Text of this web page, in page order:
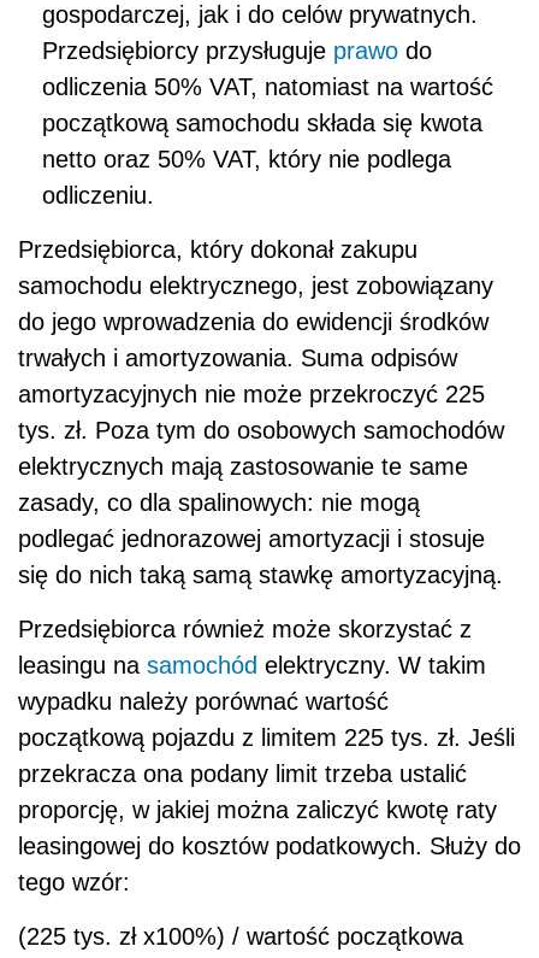
gospodarczej, jak i do celów prywatnych.
Przedsiębiorcy przysługuje prawo do
odliczenia 50% VAT, natomiast na wartość
początkową samochodu składa się kwota
netto oraz 50% VAT, który nie podlega
odliczeniu.
Przedsiębiorca, który dokonał zakupu
samochodu elektrycznego, jest zobowiązany
do jego wprowadzenia do ewidencji środków
trwałych i amortyzowania. Suma odpisów
amortyzacyjnych nie może przekroczyć 225
tys. zł. Poza tym do osobowych samochodów
elektrycznych mają zastosowanie te same
zasady, co dla spalinowych: nie mogą
podlegać jednorazowej amortyzacji i stosuje
się do nich taką samą stawkę amortyzacyjną.
Przedsiębiorca również może skorzystać z
leasingu na samochód elektryczny. W takim
wypadku należy porównać wartość
początkową pojazdu z limitem 225 tys. zł. Jeśli
przekracza ona podany limit trzeba ustalić
proporcję, w jakiej można zaliczyć kwotę raty
leasingowej do kosztów podatkowych. Służy do
tego wzór:
(225 tys. zł x100%) / wartość początkowa